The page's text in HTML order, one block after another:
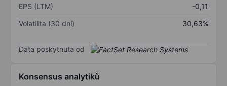
EPS (LTM)
-0,11
Volatilita (30 dní)
30,63%
Data poskytnuta od
Konsensus analytiků